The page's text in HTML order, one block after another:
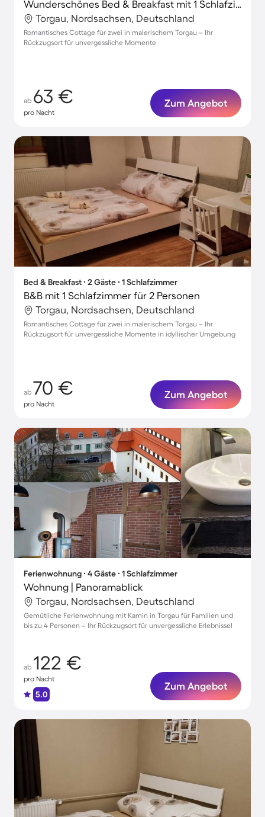
Wunderschönes Bed & Breakfast mit 1 Schlafzimmer für 2 Personen
Torgau, Nordsachsen, Deutschland
Romantisches Cottage für zwei in malerischem Torgau – Ihr
Rückzugsort für unvergessliche Momente
ab 63 €
pro Nacht
Zum Angebot
Bed & Breakfast ∙ 2 Gäste ∙ 1 Schlafzimmer
B&B mit 1 Schlafzimmer für 2 Personen
Torgau, Nordsachsen, Deutschland
Romantisches Cottage für zwei in malerischem Torgau – Ihr
Rückzugsort für unvergessliche Momente in idyllischer Umgebung
ab 70 €
pro Nacht
Zum Angebot
Ferienwohnung ∙ 4 Gäste ∙ 1 Schlafzimmer
Wohnung | Panoramablick
Torgau, Nordsachsen, Deutschland
Gemütliche Ferienwohnung mit Kamin in Torgau für Familien und
bis zu 4 Personen – Ihr Rückzugsort für unvergessliche Erlebnisse!
ab 122 €
pro Nacht
5.0
Zum Angebot